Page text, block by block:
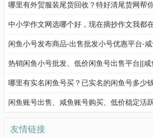
哪里有外贸服装尾货回收？特好清尾货网帮
中小学作文网选哪个好，现在摘抄作文我都
闲鱼小号发布商品-出售批发小号优惠平台-
热销闲鱼小号批发、低价闲鱼号出售平台||
哪里有实名闲鱼号买？已实名的闲鱼号多少
友情链接